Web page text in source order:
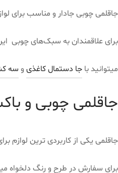
جاقلمی چوبی جادار و مناسب برای
برای علاقمندان به سبک‌های چوبی
میتوانید با جا دستمال کاغذی و سه
جاقلمی چوبی و
جاقلمی یکی از کاربردی ترین لوازم
برای سفارش در طرح و رنگ دلخواه